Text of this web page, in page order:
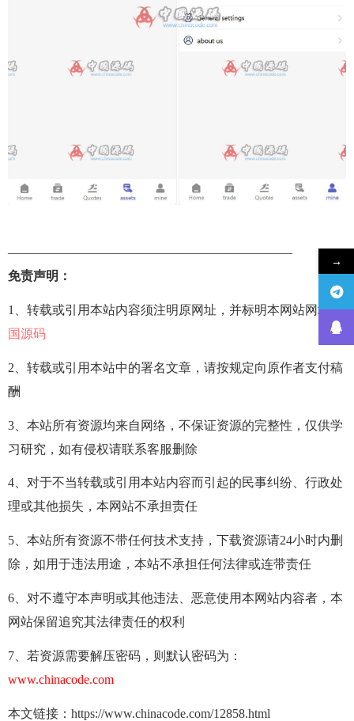
——————————————————————–
免责声明：
1、转载或引用本站内容须注明原网址，并标明本网站网址中
国源码
2、转载或引用本站中的署名文章，请按规定向原作者支付稿
酬
3、本站所有资源均来自网络，不保证资源的完整性，仅供学
习研究，如有侵权请联系客服删除
4、对于不当转载或引用本站内容而引起的民事纠纷、行政处
理或其他损失，本网站不承担责任
5、本站所有资源不带任何技术支持，下载资源请24小时内删
除，如用于违法用途，本站不承担任何法律或连带责任
6、对不遵守本声明或其他违法、恶意使用本网站内容者，本
网站保留追究其法律责任的权利
7、若资源需要解压密码，则默认密码为：
www.chinacode.com
本文链接：https://www.chinacode.com/12858.html
→